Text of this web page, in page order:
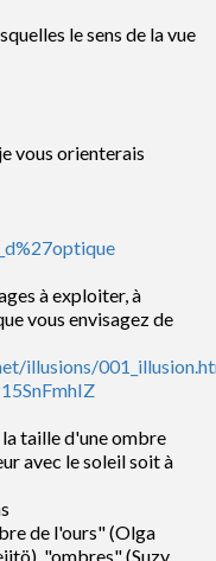
le sens de la vue
vous orienterais
à exploiter, à
vous envisagez de
illusions/
taille d'une ombre
avec le soleil soit à
de l'ours" (Olga
"ombres" (Suzy